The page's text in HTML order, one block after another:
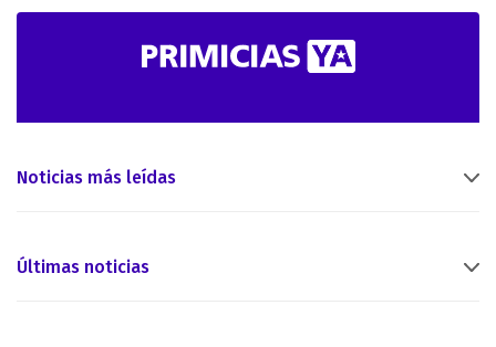
Noticias más leídas
Últimas noticias